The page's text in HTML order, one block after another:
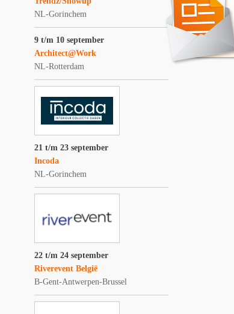
NL-Gorinchem
9 t/m 10 september
Architect@Work
NL-Rotterdam
21 t/m 23 september
Incoda
NL-Gorinchem
22 t/m 24 september
Riverevent België
B-Gent-Antwerpen-Brussel